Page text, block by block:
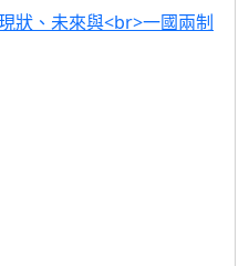
狀、未來與<br>一國兩制